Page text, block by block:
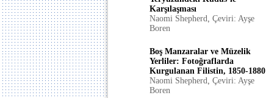
Karşılaşması
Naomi Shepherd, Çeviri: Ayşe
Boren
Boş Manzaralar ve Müzelik
Yerliler: Fotoğraflarda
Kurgulanan Filistin, 1850-1880
Naomi Shepherd, Çeviri: Ayşe
Boren